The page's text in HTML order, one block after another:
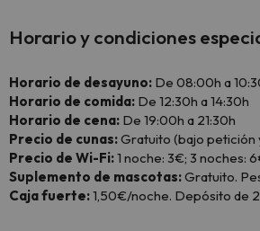
Horario y condiciones
Horario de desayuno: De 08:00h a
Horario de comida: De 12:30h a 14:30h
Horario de cena: De 19:00h a 21:30h
Precio de cunas:Gratuito (bajo petición
Precio de Wi-Fi:1 noche: 3€; 3 noches:
Suplemento de mascotas:Gratuito.
Caja fuerte:1,50€/noche. Depósito de